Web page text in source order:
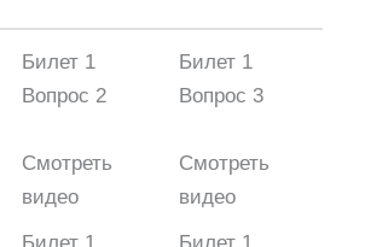
Билет 1
Вопрос 2
Смотреть
видео
Билет 1
Вопрос 3
Смотреть
видео
Билет 1 Билет 1